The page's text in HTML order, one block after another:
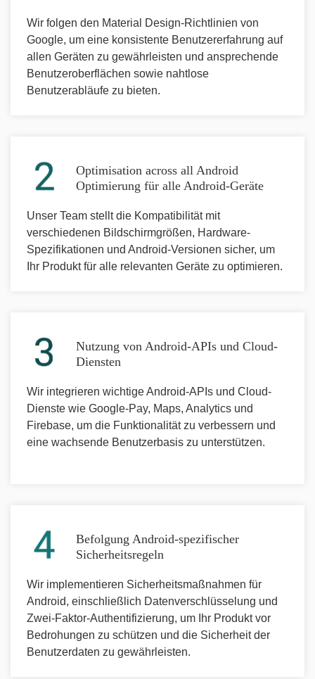
Wir folgen den Material Design-Richtlinien von
Google, um eine konsistente Benutzererfahrung auf
allen Geräten zu gewährleisten und ansprechende
Benutzeroberflächen sowie nahtlose
Benutzerabläufe zu bieten.
Optimisation across all Android
Optimierung für alle Android-Geräte
Unser Team stellt die Kompatibilität mit
verschiedenen Bildschirmgrößen, Hardware-
Spezifikationen und Android-Versionen sicher, um
Ihr Produkt für alle relevanten Geräte zu optimieren.
Nutzung von Android-APIs und Cloud-
Diensten
Wir integrieren wichtige Android-APIs und Cloud-
Dienste wie Google-Pay, Maps, Analytics und
Firebase, um die Funktionalität zu verbessern und
eine wachsende Benutzerbasis zu unterstützen.
Befolgung Android-spezifischer
Sicherheitsregeln
Wir implementieren Sicherheitsmaßnahmen für
Android, einschließlich Datenverschlüsselung und
Zwei-Faktor-Authentifizierung, um Ihr Produkt vor
Bedrohungen zu schützen und die Sicherheit der
Benutzerdaten zu gewährleisten.